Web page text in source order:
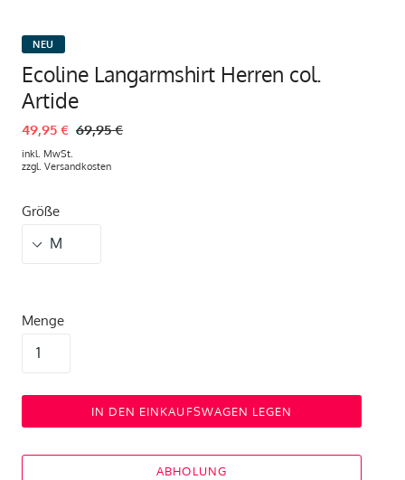
NEU
Ecoline Langarmshirt Herren col.
Artide
49,95 € 69,95 €
inkl. MwSt.
zzgl. Versandkosten
Größe
Menge
IN DEN EINKAUFSWAGEN LEGEN
ABHOLUNG